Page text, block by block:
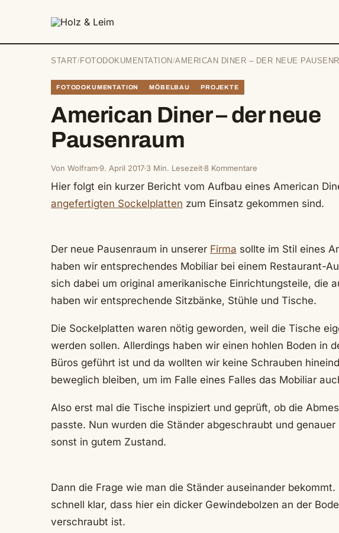
START / FOTODOKUMENTATION/AMERICAN DINER – DER NEUE
FOTODOKUMENTATION MÖBELBAU PROJEKTE
American Diner – der neue
Pausenraum
Von Wolfram9. April 2017 3 Min. Lesezeit8 Kommentare
Hier folgt ein kurzer Bericht vom Aufbau eines American
angefertigten Sockelplatten zum Einsatz gekommen sind.
Der neue Pausenraum in unserer Firma sollte im Stil eines
haben wir entsprechendes Mobiliar bei einem Restaurant-
sich dabei um original amerikanische Einrichtungsteile, die
haben wir entsprechende Sitzbänke, Stühle und Tische.
Die Sockelplatten waren nötig geworden, weil die Tische
werden sollen. Allerdings haben wir einen hohlen Boden in
Büros geführt ist und da wollten wir keine Schrauben
beweglich bleiben, um im Falle eines Falles das Mobiliar
Also erst mal die Tische inspiziert und geprüft, ob die
passte. Nun wurden die Ständer abgeschraubt und
sonst in gutem Zustand.
Dann die Frage wie man die Ständer auseinander
schnell klar, dass hier ein dicker Gewindebolzen an der
verschraubt ist.